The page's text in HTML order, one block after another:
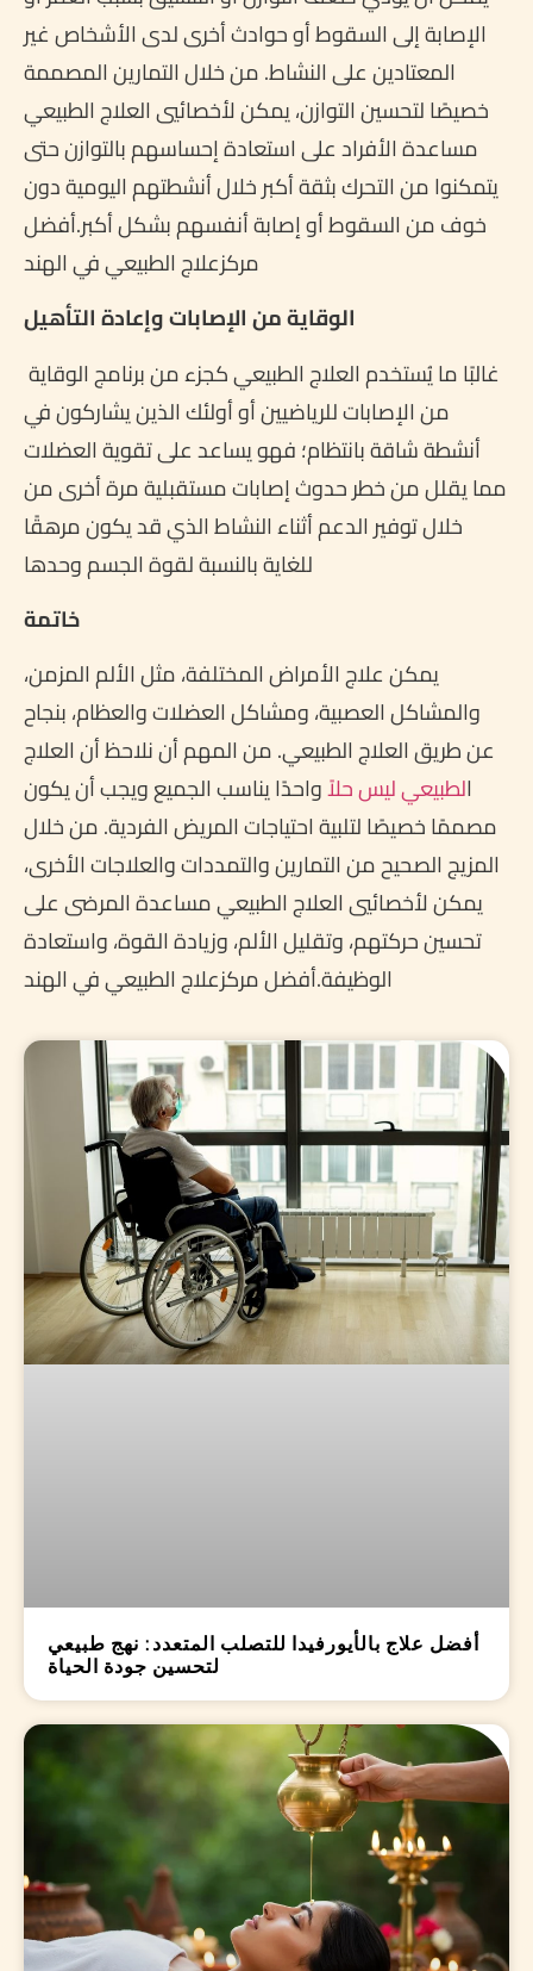
الإصابة إلى السقوط أو حوادث أخرى لدى الأشخاص غير
المعتادين على النشاط. من خلال التمارين المصممة
خصيصًا لتحسين التوازن، يمكن لأخصائيي العلاج الطبيعي
مساعدة الأفراد على استعادة إحساسهم بالتوازن حتى
يتمكنوا من التحرك بثقة أكبر خلال أنشطتهم اليومية دون
خوف من السقوط أو إصابة أنفسهم بشكل أكبر.أفضل
مركزعلاج الطبيعي في الهند
الوقاية من الإصابات وإعادة التأهيل
غالبًا ما يُستخدم العلاج الطبيعي كجزء من برنامج الوقاية
من الإصابات للرياضيين أو أولئك الذين يشاركون في
أنشطة شاقة بانتظام؛ فهو يساعد على تقوية العضلات
مما يقلل من خطر حدوث إصابات مستقبلية مرة أخرى من
خلال توفير الدعم أثناء النشاط الذي قد يكون مرهقًا
للغاية بالنسبة لقوة الجسم وحدها
خاتمة
يمكن علاج الأمراض المختلفة، مثل الألم المزمن،
والمشاكل العصبية، ومشاكل العضلات والعظام، بنجاح
عن طريق العلاج الطبيعي. من المهم أن نلاحظ أن العلاج
الطبيعي ليس حلاًواحدًا يناسب الجميع ويجب أن يكون
مصممًا خصيصًا لتلبية احتياجات المريض الفردية. من خلال
المزيج الصحيح من التمارين والتمددات والعلاجات الأخرى،
يمكن لأخصائيي العلاج الطبيعي مساعدة المرضى على
تحسين حركتهم، وتقليل الألم، وزيادة القوة، واستعادة
الوظيفة.أفضل مركزعلاج الطبيعي في الهند
أفضل علاج بالأيورفيدا للتصلب المتعدد: نهج طبيعي
لتحسين جودة الحياة